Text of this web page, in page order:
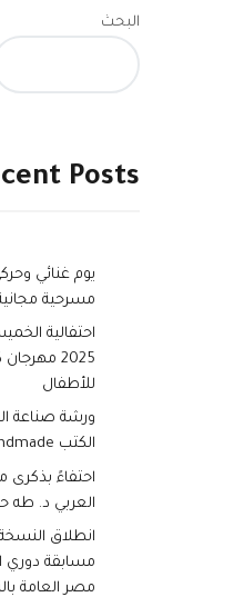
البحث
Posts
يوم غنائي
مسرحية
2025
للأطفال
ورشة صناعة
الكتب handmade
احتفاءً بذكرى
العربي د. طه
انطلاق
مسابقة دوري
مصر العامة